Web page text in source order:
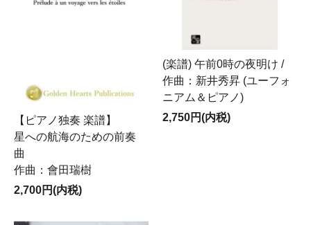
【ピアノ独奏 楽譜】
星への航海のための前奏
曲
作曲：會田瑞樹
2,700円(内税)
(楽譜) 午前0時の夜明け /
作曲：新井秀昇 (ユーフォ
ニアム＆ピアノ)
2,750円(内税)